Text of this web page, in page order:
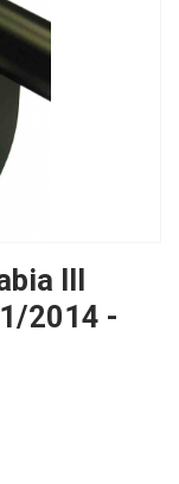
III
2014 -